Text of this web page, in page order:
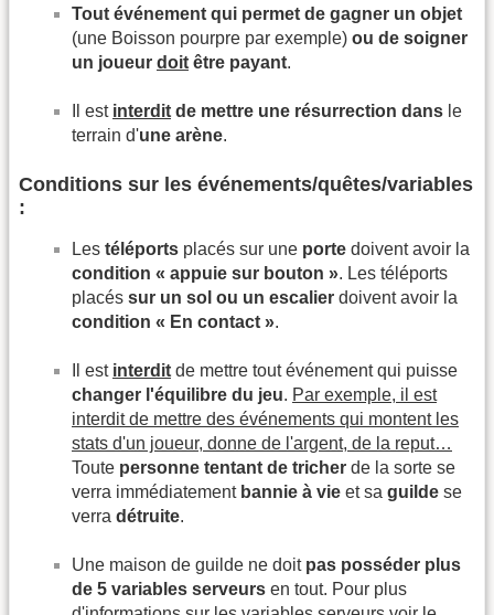
Tout événement qui permet de gagner un objet
(une Boisson pourpre par exemple) ou de soigner
un joueur doit être payant.
Il est interdit de mettre une résurrection dans le
terrain d'une arène.
Conditions sur les événements/quêtes/variables
:
Les téléports placés sur une porte doivent avoir la
condition « appuie sur bouton ». Les téléports
placés sur un sol ou un escalier doivent avoir la
condition « En contact ».
Il est interdit de mettre tout événement qui puisse
changer l'équilibre du jeu. Par exemple, il est
interdit de mettre des événements qui montent les
stats d'un joueur, donne de l'argent, de la reput…
Toute personne tentant de tricher de la sorte se
verra immédiatement bannie à vie et sa guilde se
verra détruite.
Une maison de guilde ne doit pas posséder plus
de 5 variables serveurs en tout. Pour plus